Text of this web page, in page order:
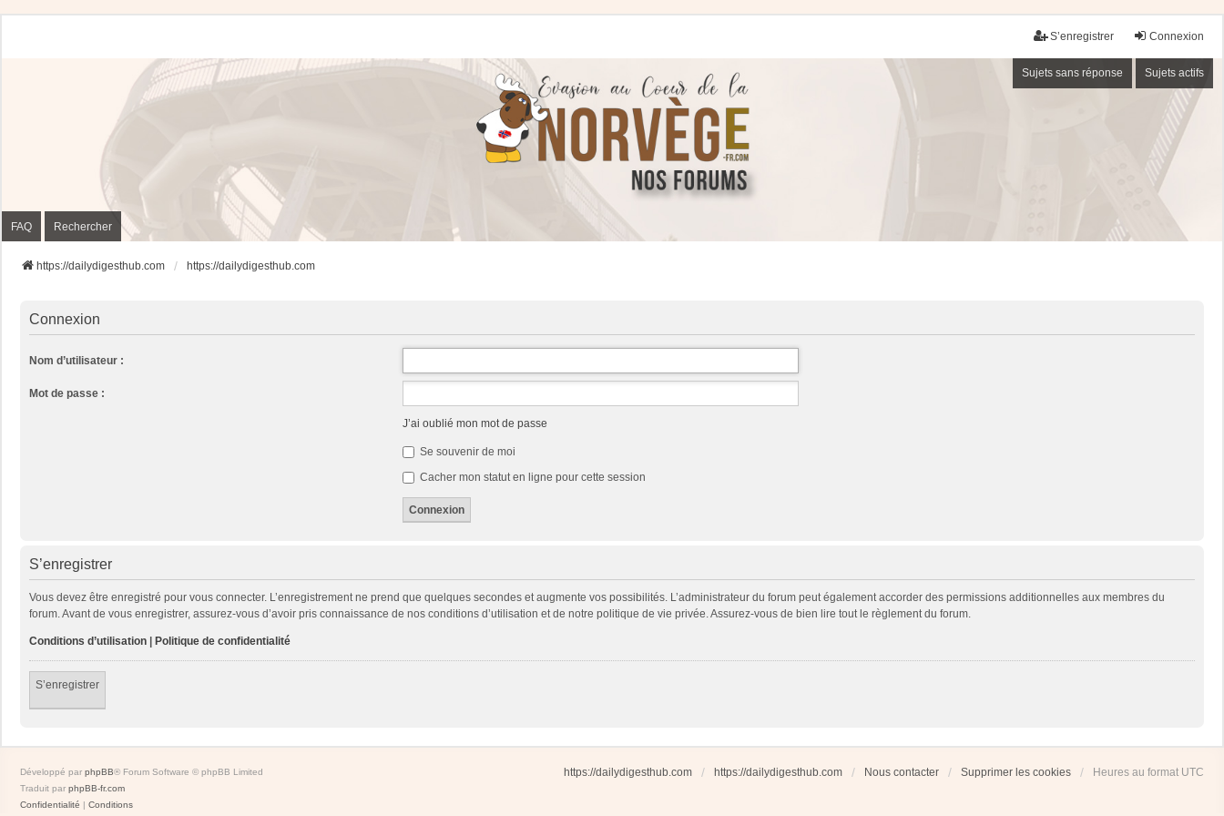
Connexion
S’enregistrer
Sujets sans réponse Sujets actifs
FAQ Rechercher
https://dailydigesthub.com https://dailydigesthub.com
Connexion
Nom d’utilisateur :
Mot de passe :
J’ai oublié mon mot de passe
Se souvenir de moi
Cacher mon statut en ligne pour cette session
S’enregistrer
Vous devez être enregistré pour vous connecter. L’enregistrement ne prend que quelques secondes et augmente vos possibilités. L’administrateur du forum peut également accorder des permissions additionnelles aux membres du
forum. Avant de vous enregistrer, assurez-vous d’avoir pris connaissance de nos conditions d’utilisation et de notre politique de vie privée. Assurez-vous de bien lire tout le règlement du forum.
Conditions d’utilisation Politique de confidentialité
S’enregistrer
https://dailydigesthub.com https://dailydigesthub.com Nous contacter Supprimer les cookies Heures au format UTC
Développé par phpBB® Forum Software © phpBB Limited
Traduit par phpBB-fr.com
Confidentialité | Conditions